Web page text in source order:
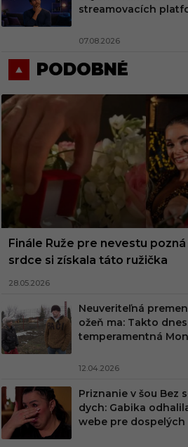
streamovacích
07.08.2026
PODOBNÉ
Finále Ruže pre nevestu
srdce si získala táto ružička
28.05.2026
Neuveriteľná
ožeň ma: Takto
temperamentná
12.04.2026
Priznanie v šou Bez
dych: Gabika
webe pre dospelých